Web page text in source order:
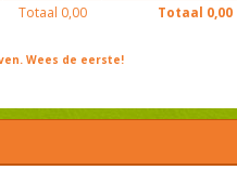
Totaal 0,00 Totaal 0,00
Wees de eerste!